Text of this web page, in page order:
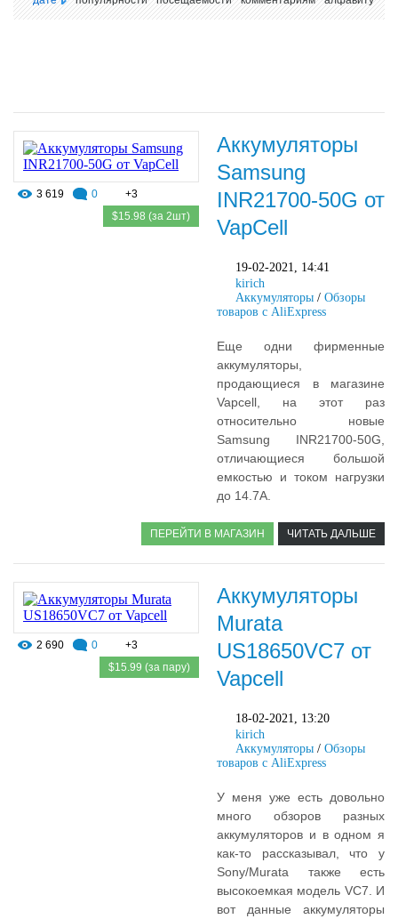
3 619 0
+3
$15.98 (за 2шт)
Аккумуляторы
Samsung
INR21700-50G от
VapCell
19-02-2021, 14:41
kirich
Аккумуляторы / Обзоры
товаров с AliExpress
Еще одни фирменные
аккумуляторы,
продающиеся в магазине
Vapcell, на этот раз
относительно новые
Samsung INR21700-50G,
отличающиеся большой
емкостью и током нагрузки
до 14.7А.
ПЕРЕЙТИ В МАГАЗИН ЧИТАТЬ ДАЛЬШЕ
2 690 0
+3
$15.99 (за пару)
Аккумуляторы
Murata
US18650VC7 от
Vapcell
18-02-2021, 13:20
kirich
Аккумуляторы / Обзоры
товаров с AliExpress
У меня уже есть довольно
много обзоров разных
аккумуляторов и в одном я
как-то рассказывал, что у
Sony/Murata также есть
высокоемкая модель VC7. И
вот данные аккумуляторы